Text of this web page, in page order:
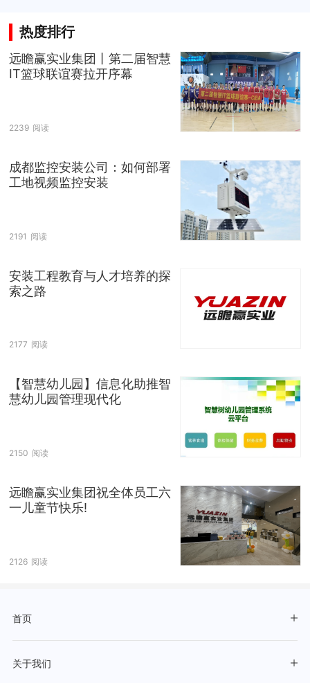
集结号
热度排行
远瞻赢实业集团丨第二届智慧
IT篮球联谊赛拉开序幕
2239 阅读
成都监控安装公司：如何部署
工地视频监控安装
2191 阅读
安装工程教育与人才培养的探
索之路
2177 阅读
【智慧幼儿园】信息化助推智
慧幼儿园管理现代化
2150 阅读
远瞻赢实业集团祝全体员工六
一儿童节快乐!
2126 阅读
首页
关于我们